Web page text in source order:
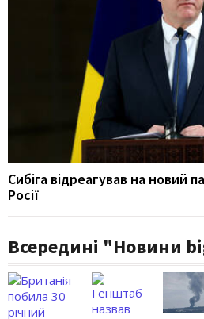
Сибіга відреагував на новий
Росії
Всередині "Новини